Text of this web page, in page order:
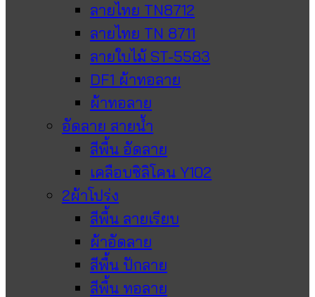
ลายไทย TN8712
ลายไทย TN 8711
ลายใบไม้ ST-5583
DF1 ผ้าทอลาย
ผ้าทอลาย
อัดลาย สายน้ำ
สีพื้น อัดลาย
เคลือบซิลิโคน Y102
2ผ้าโปร่ง
สีพื้น ลายเรียบ
ผ้าอัดลาย
สีพื้น ปักลาย
สีพื้น ทอลาย